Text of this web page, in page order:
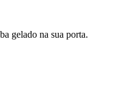
gelado na sua porta.